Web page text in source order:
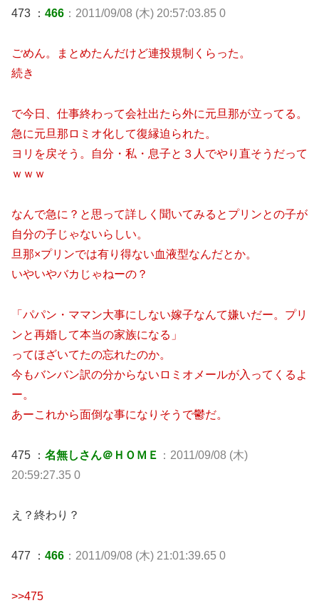
473 ： 466 ：2011/09/08 (木) 20:57:03.85 0
ごめん。まとめたんだけど連投規制くらった。
続き
で今日、仕事終わって会社出たら外に元旦那が立ってる。
急に元旦那ロミオ化して復縁迫られた。
ヨリを戻そう。自分・私・息子と３人でやり直そうだって
ｗｗｗ
なんで急に？と思って詳しく聞いてみるとプリンとの子が
自分の子じゃないらしい。
旦那×プリンでは有り得ない血液型なんだとか。
いやいやバカじゃねーの？
「パパン・ママン大事にしない嫁子なんて嫌いだー。プリ
ンと再婚して本当の家族になる」
ってほざいてたの忘れたのか。
今もバンバン訳の分からないロミオメールが入ってくるよ
ー。
あーこれから面倒な事になりそうで鬱だ。
475 ： 名無しさん＠ＨＯＭＥ ：2011/09/08 (木)
20:59:27.35 0
え？終わり？
477 ： 466 ：2011/09/08 (木) 21:01:39.65 0
>>475